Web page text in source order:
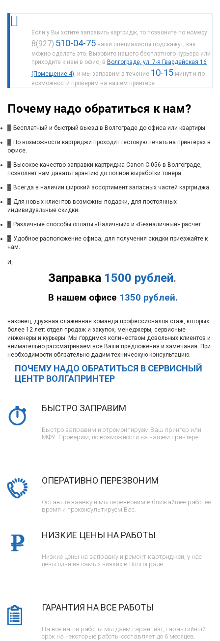
Если у Вы хотите заправить картридж, то позвоните по номеру
8(927) 510-04-75 наши специалисты подскажут, как
можно сделать это. Вызовите нашего бесплатного курьера или
приходите к нам в офис, в Волгограде, ул. 7-я Гвардейская 16
(Помещение 4), и мы заправим в течение 10-15 минут и по
возможности проверим на нашем принтере.
Почему надо обратиться к нам?
1 Бесплатный и быстрый выезд в Волгограде до офиса или квартиры.
2 По возможности картриджи проходит тестовую печать на принтерах в
офисе.
3 Высокое качество заправки картриджа Canon C-056 в Волгограде,
позволяет нам давать гарантию до полной выработки тонера.
4 Всегда в наличии широкий ассортимент запасных частей картриджа.
5 Для новых клиентов возможны подарки, для постоянных
индивидуальные скидки.
6 Различные способы оплаты «Наличный» и «Безналичный» расчет.
7 Удобное расположение офиса, для получения скидки приезжайте к
нам.
Заправка 1500 рублей.
В нашем офисе 1350 рублей.
И,
наконец, дружная слаженная команда профессионалов стаж, которых
более 12 лет: отдел продаж и закупок, менеджеры, сервисные
инженеры и курьеры. Мы гордимся количеством довольных клиентов и
внимательно рассматриваем все Ваши предложения и замечания. При
необходимости обязательно дадим техническую консультацию.
ПОЧЕМУ НАДО ОБРАТИТЬСЯ В СЕРВИСНЫЙ
ЦЕНТР ВОЛГАПРИНТЕР
БЫСТРО ЗАПРАВИМ
Быстро заправим и отремонтируем Ваш принтер или
МФУ. Проверим, по возможности на нашем принтере.
ОПЕРАТИВНО ПЕРЕЗВОНИМ
Оставьте заявку и мы перезвоним в ближайшее рабочее
время и проконсультируем Вас.
НИЗКИЕ ЦЕНЫ НА РАБОТЫ
Низкие цены на заправку и ремонт картриджей, у нас
цены одни из самых низких в Волгограде.
ГАРАНТИЯ НА ВСЕ РАБОТЫ
На все наши работы мы даем гарантию, гарантийный
срок на некоторые работы составляет до 6 месяцев.